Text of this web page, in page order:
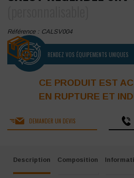
Référence : CALSV004
RENDEZ VOS ÉQUIPEMENTS UNIQUES
CE PRODUIT EST
EN RUPTURE ET
DEMANDER UN DEVIS
Description Composition